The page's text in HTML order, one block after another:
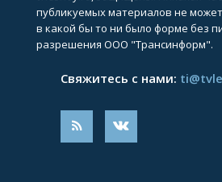
публикуемых материалов не
в какой бы то ни было форме без
разрешения ООО "Трансинформ".
Свяжитесь с нами: